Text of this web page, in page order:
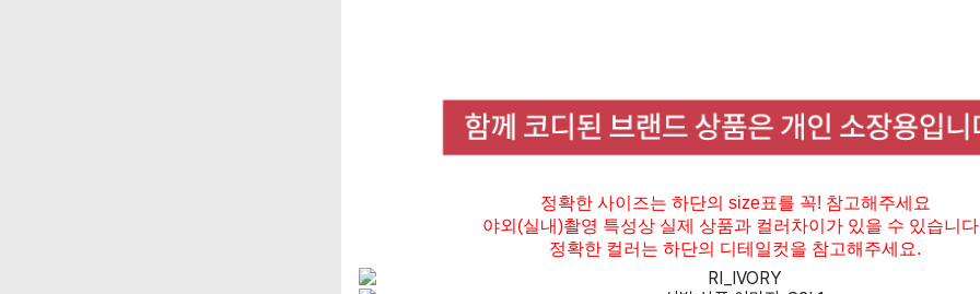
정확한 사이즈는 하단의 size표를 꼭! 참고해주세요
야외(실내)촬영 특성상 실제 상품과 컬러차이가 있을 수 있습니
정확한 컬러는 하단의 디테일컷을 참고해주세요.